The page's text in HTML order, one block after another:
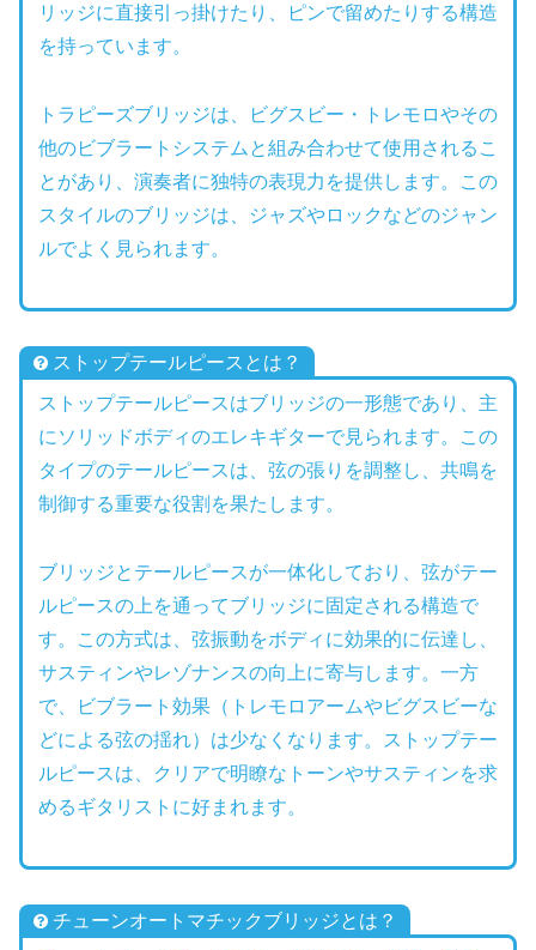
リッジに直接引っ掛けたり、ピンで留めたりする構造
を持っています。
トラピーズブリッジは、ビグスビー・トレモロやその
他のビブラートシステムと組み合わせて使用されるこ
とがあり、演奏者に独特の表現力 を提供します。この
スタイルのブリッジは、ジャズやロックなどのジャン
ルでよく見られます。
ストップテールピースとは？
ストップテールピースはブリッジの一形態であり、主
にソリッドボディのエレキギターで見られます。この
タイプのテールピースは、弦の張りを調整し、共鳴を
制御する重要な役割を果たします。
ブリッジとテールピースが一体化しており、弦がテー
ルピースの上を通ってブリッジに固定される構造で
す。この方式は、弦振動をボディに効果的に伝達し、
サスティンやレゾナンスの向上に寄与します。一方
で、ビブラート効果（トレモロアームやビグスビーな
どによる弦の揺れ）は少なくなります。ストップテー
ルピースは、クリアで明瞭なトーンやサスティンを求
めるギタリストに好まれます。
チューンオートマチックブリッジとは？